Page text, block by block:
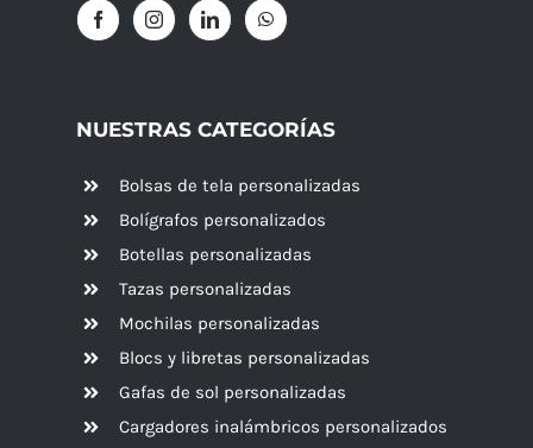
NUESTRAS CATEGORÍAS
Bolsas de tela personalizadas
Bolígrafos personalizados
Botellas personalizadas
Tazas personalizadas
Mochilas personalizadas
Blocs y libretas personalizadas
Gafas de sol personalizadas
Cargadores inalámbricos personalizados